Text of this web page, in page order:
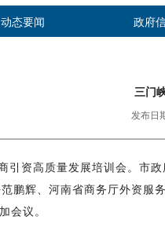
动态要闻 政府
三门
发布日
引资高质量发展培训会。市
鹏辉、河南省商务厅外资
会议。